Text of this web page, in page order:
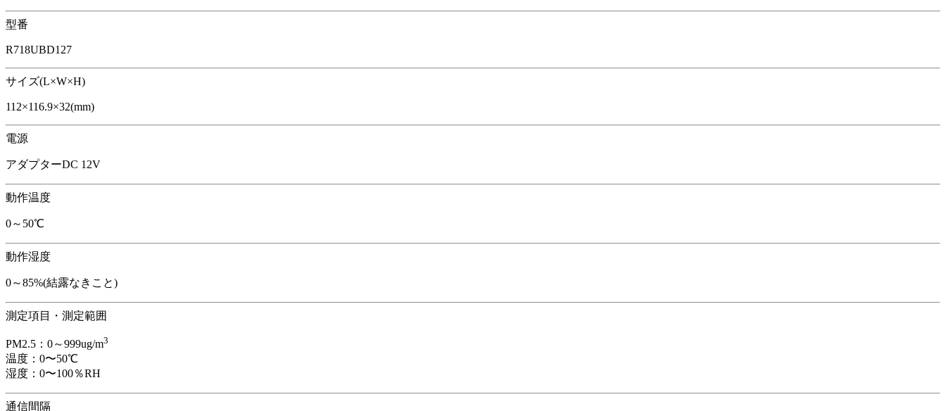
型番
R718UBD127
サイズ(L×W×H)
112×116.9×32(mm)
電源
アダプターDC 12V
動作温度
0～50℃
動作湿度
0～85%(結露なきこと)
測定項目・測定範囲
PM2.5：0～999ug/m3
温度：0〜50℃
湿度：0〜100％RH
通信間隔